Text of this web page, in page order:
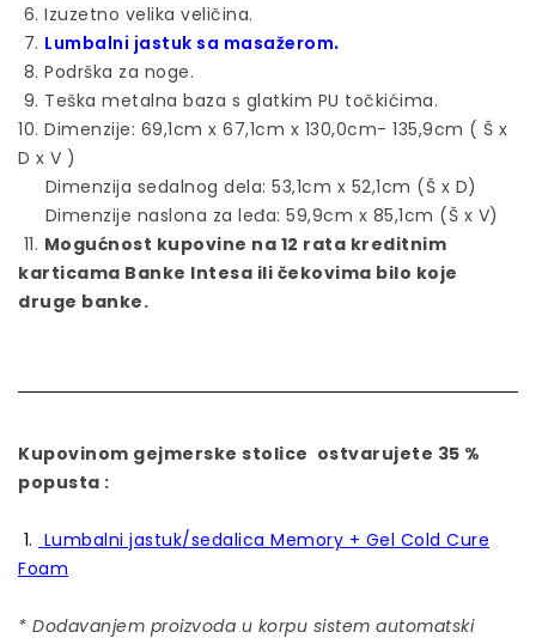
6. Izuzetno velika veličina.
7. Lumbalni jastuk sa masažerom.
8. Podrška za noge.
9. Teška metalna baza s glatkim PU točkićima.
10. Dimenzije: 69,1cm x 67,1cm x 130,0cm- 135,9cm ( Š x
D x V )
Dimenzija sedalnog dela: 53,1cm x 52,1cm (Š x D)
Dimenzije naslona za leđa: 59,9cm x 85,1cm (Š x V)
11. Mogućnost kupovine na 12 rata kreditnim
karticama Banke Intesa ili čekovima bilo koje
druge banke.
Kupovinom gejmerske stolice ostvarujete 35 %
popusta :
1. Lumbalni jastuk/sedalica Memory + Gel Cold Cure
Foam
* Dodavanjem proizvoda u korpu sistem automatski